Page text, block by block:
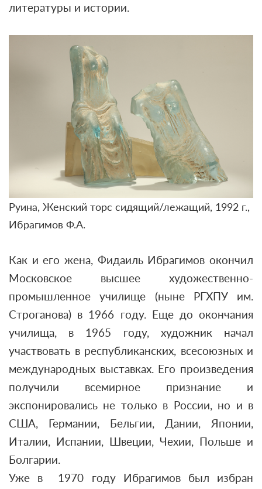
литературы и истории.
Руина, Женский торс сидящий/лежащий, 1992 г.,
Ибрагимов Ф.А.
Как и его жена, Фидаиль Ибрагимов окончил
Московское высшее художественно-
промышленное училище (ныне РГХПУ им.
Строганова) в 1966 году. Еще до окончания
училища, в 1965 году, художник начал
участвовать в республиканских, всесоюзных и
международных выставках. Его произведения
получили всемирное признание и
экспонировались не только в России, но и в
США, Германии, Бельгии, Дании, Японии,
Италии, Испании, Швеции, Чехии, Польше и
Болгарии.
Уже в 1970 году Ибрагимов был избран